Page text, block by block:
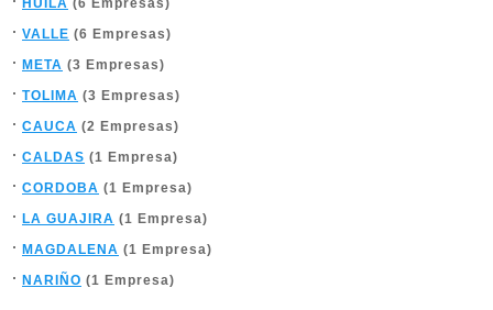
HUILA (6 Empresas)
VALLE (6 Empresas)
META (3 Empresas)
TOLIMA (3 Empresas)
CAUCA (2 Empresas)
CALDAS (1 Empresa)
CORDOBA (1 Empresa)
LA GUAJIRA (1 Empresa)
MAGDALENA (1 Empresa)
NARIÑO (1 Empresa)